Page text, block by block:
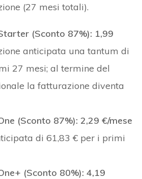
(27 mesi totali).
(Sconto 87%): 1,99
anticipata una tantum di
27 mesi; al termine del
la fatturazione diventa
(Sconto 87%): 2,29 €/mese
di 61,83 € per i primi
(Sconto 80%): 4,19